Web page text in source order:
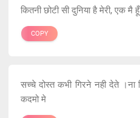
कितनी छोटी सी दुनिया है मेरी, एक
COPY
सच्चे दोस्त कभी गिरने नही देते
कदमो मे